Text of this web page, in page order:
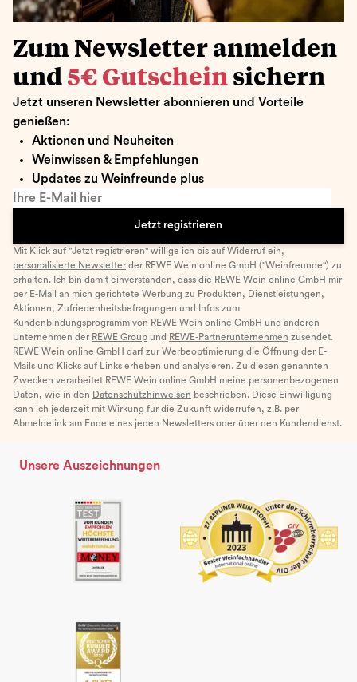
Zum Newsletter anmelden
und 5€ Gutschein sichern
Jetzt unseren Newsletter abonnieren und Vorteile
genießen:
Aktionen und Neuheiten
Weinwissen & Empfehlungen
Updates zu Weinfreunde plus
Ihre E-Mail hier
Jetzt registrieren
Mit Klick auf "Jetzt registrieren" willige ich bis auf Widerruf ein,
personalisierte Newsletter der REWE Wein online GmbH ("Weinfreunde") zu
erhalten. Ich bin damit einverstanden, dass die REWE Wein online GmbH mir
per E-Mail an mich gerichtete Werbung zu Produkten, Dienstleistungen,
Aktionen, Zufriedenheitsbefragungen und Infos zum
Kundenbindungsprogramm von REWE Wein online GmbH und anderen
Unternehmen der REWE Group und REWE-Partnerunternehmen zusendet.
REWE Wein online GmbH darf zur Werbeoptimierung die Öffnung der E-
Mails und Klicks auf Links erheben und analysieren. Zu diesen genannten
Zwecken verarbeitet REWE Wein online GmbH meine personenbezogenen
Daten, wie in den Datenschutzhinweisen beschrieben. Diese Einwilligung
kann ich jederzeit mit Wirkung für die Zukunft widerrufen, z.B. per
Abmeldelink am Ende eines jeden Newsletters oder über den Kundendienst.
Unsere Auszeichnungen